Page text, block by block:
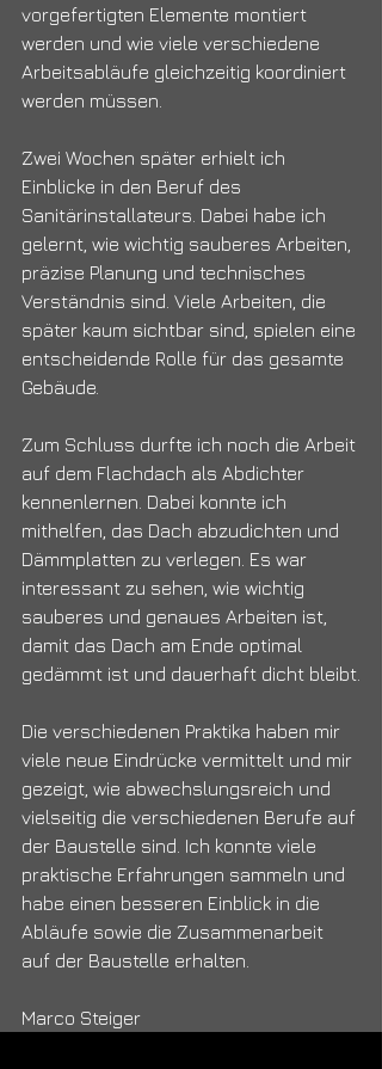
vorgefertigten Elemente montiert
werden und wie viele verschiedene
Arbeitsabläufe gleichzeitig koordiniert
werden müssen.
Zwei Wochen später erhielt ich
Einblicke in den Beruf des
Sanitärinstallateurs. Dabei habe ich
gelernt, wie wichtig sauberes Arbeiten,
präzise Planung und technisches
Verständnis sind. Viele Arbeiten, die
später kaum sichtbar sind, spielen eine
entscheidende Rolle für das gesamte
Gebäude.
Zum Schluss durfte ich noch die Arbeit
auf dem Flachdach als Abdichter
kennenlernen. Dabei konnte ich
mithelfen, das Dach abzudichten und
Dämmplatten zu verlegen. Es war
interessant zu sehen, wie wichtig
sauberes und genaues Arbeiten ist,
damit das Dach am Ende optimal
gedämmt ist und dauerhaft dicht bleibt.
Die verschiedenen Praktika haben mir
viele neue Eindrücke vermittelt und mir
gezeigt, wie abwechslungsreich und
vielseitig die verschiedenen Berufe auf
der Baustelle sind. Ich konnte viele
praktische Erfahrungen sammeln und
habe einen besseren Einblick in die
Abläufe sowie die Zusammenarbeit
auf der Baustelle erhalten.
Marco Steiger